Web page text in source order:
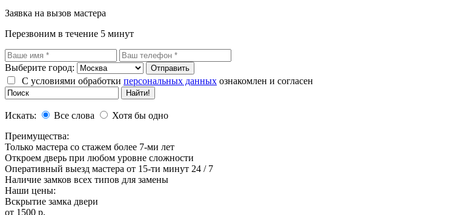
Заявка на вызов мастера
Перезвоним в течение 5 минут
Выберите город:
С условиями обработки персональных данных ознакомлен и согласен
Искать: Все слова
Хотя бы одно
Преимущества:
Только мастера со стажем более 7-ми лет
Откроем дверь при любом уровне сложности
Оперативный выезд мастера от 15-ти минут 24 / 7
Наличие замков всех типов для замены
Наши цены:
Вскрытие замка двери
от 1500 р.